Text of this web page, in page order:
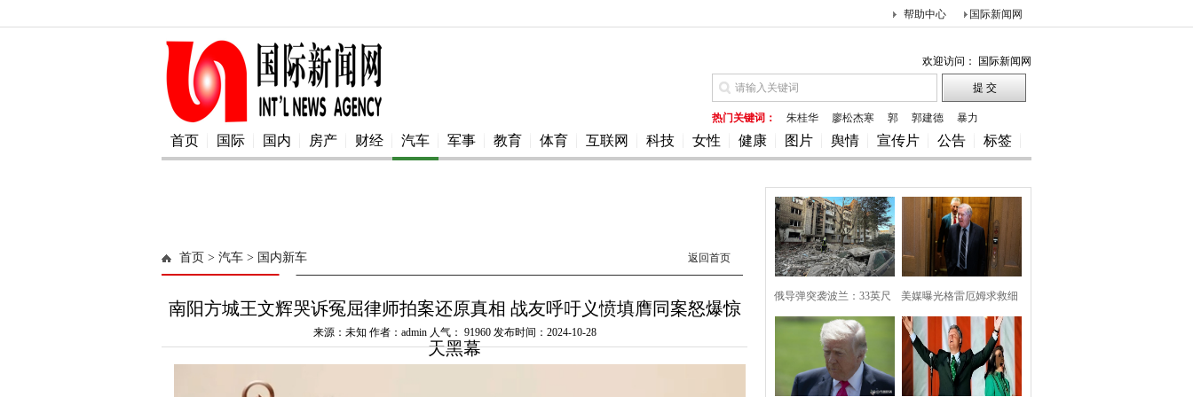
国际新闻网
帮助中心
欢迎访问： 国际新闻网
热门关键词： 朱桂华 廖松杰寒 郭 郭建德 暴力
首页 国际 国内 房产 财经 汽车 军事 教育 体育 互联网 科技 女性 健康 图片 舆情 宣传片 公告 标签
首页 > 汽车 > 国内新车 返回首页
南阳方城王文辉哭诉冤屈律师拍案还原真相 战友呼吁义愤填膺同案怒爆惊
天黑幕
来源：未知 作者：admin 人气： 91960 发布时间：2024-10-28
俄导弹突袭波兰：33英尺
巨坑
美媒曝光格雷厄姆求救细
节，